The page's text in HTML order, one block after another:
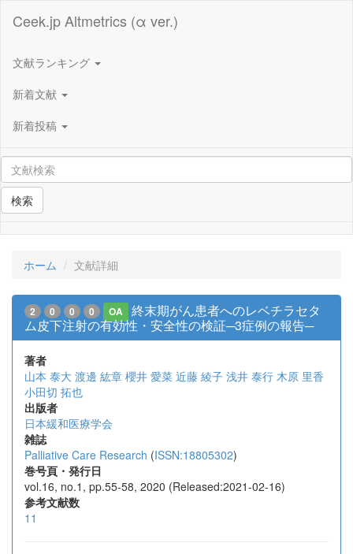
Ceek.jp Altmetrics (α ver.)
文献ランキング
新着文献
新着投稿
検索
ホーム 文献詳細
2 0 0 0 OA
終末期がん患者へのレベチラセタ
ム皮下注射の有効性・安全性の検証─3症例の報告─
著者
山本 泰大 渡邊 紘章 櫻井 愛菜 近藤 綾子 浅井 泰行 木原 里香
小田切 拓也
出版者
日本緩和医療学会
雑誌
Palliative Care Research (ISSN:18805302)
巻号頁・発行日
vol.16, no.1, pp.55-58, 2020 (Released:2021-02-16)
参考文献数
11